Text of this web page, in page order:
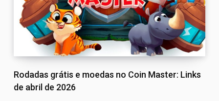
Rodadas grátis e moedas no Coin Master: Links
de abril de 2026